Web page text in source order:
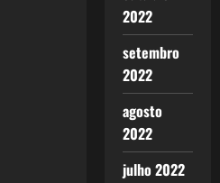
2022
setembro
2022
agosto
2022
julho 2022